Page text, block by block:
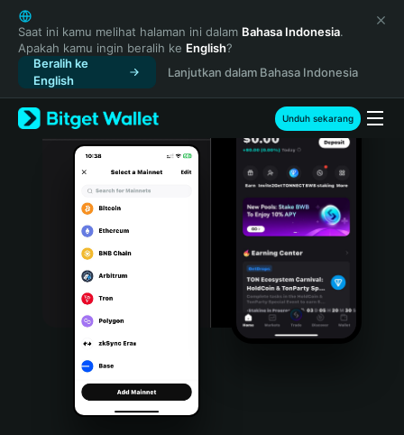
English
日本語
Tiếng Việt
Русский
Español (Latinoamérica)
Türkçe
Italiano
Português (Portugal)
Bahasa Indonesia
Português (Brasil)
Español (Argentina)
Saat ini kamu melihat halaman ini dalam Bahasa Indonesia.
Apakah kamu ingin beralih ke English?
Beralih ke
English
Lanjutkan dalam Bahasa Indonesia
Unduh sekarang